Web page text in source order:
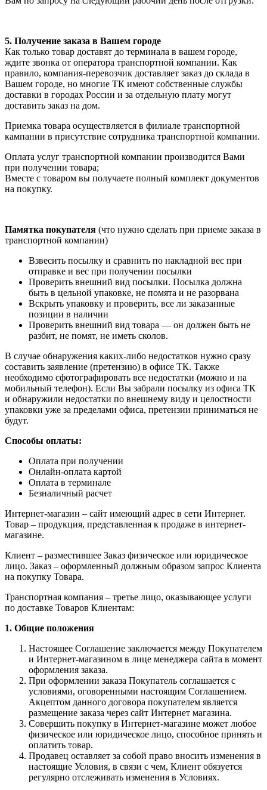
5. Получение заказа в Вашем городе
Как только товар доставят до терминала в вашем городе,
ждите звонка от оператора транспортной компании. Как
правило, компания-перевозчик доставляет заказ до склада в
Вашем городе, но многие ТК имеют собственные службы
доставки в городах России и за отдельную плату могут
доставить заказ на дом.
Приемка товара осуществляется в филиале транспортной
кампании в присутствие сотрудника транспортной компании.
Оплата услуг транспортной компании производится Вами
при получении товара;
Вместе с товаром вы получаете полный комплект документов
на покупку.
Памятка покупателя (что нужно сделать при приеме заказа в
транспортной компании)
Взвесить посылку и сравнить по накладной вес при
отправке и вес при получении посылки
Проверить внешний вид посылки. Посылка должна
быть в цельной упаковке, не помята и не разорвана
Вскрыть упаковку и проверить, все ли заказанные
позиции в наличии
Проверить внешний вид товара — он должен быть не
разбит, не помят, не иметь сколов.
В случае обнаружения каких-либо недостатков нужно сразу
составить заявление (претензию) в офисе ТК. Также
необходимо сфотографировать все недостатки (можно и на
мобильный телефон). Если Вы забрали посылку из офиса ТК
и обнаружили недостатки по внешнему виду и целостности
упаковки уже за пределами офиса, претензии приниматься не
будут.
Способы оплаты:
Оплата при получении
Онлайн-оплата картой
Оплата в терминале
Безналичный расчет
Интернет-магазин – сайт имеющий адрес в сети Интернет.
Товар – продукция, представленная к продаже в интернет-
магазине.
Клиент – разместившее Заказ физическое или юридическое
лицо. Заказ – оформленный должным образом запрос Клиента
на покупку Товара.
Транспортная компания – третье лицо, оказывающее услуги
по доставке Товаров Клиентам:
1. Общие положения
Настоящее Соглашение заключается между Покупателем
и Интернет-магазином в лице менеджера сайта в момент
оформления заказа.
При оформлении заказа Покупатель соглашается с
условиями, оговоренными настоящим Соглашением.
Акцептом данного договора покупателем является
размещение заказа через сайт Интернет магазина.
Совершить покупку в Интернет-магазине может любое
физическое или юридическое лицо, способное принять и
оплатить товар.
Продавец оставляет за собой право вносить изменения в
настоящие Условия, в связи с чем, Клиент обязуется
регулярно отслеживать изменения в Условиях.